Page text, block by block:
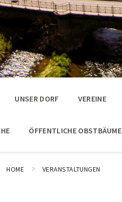
UNSER DORF VEREINE
ÖFFENTLICHE OBSTBÄUME
HOME VERANSTALTUNGEN